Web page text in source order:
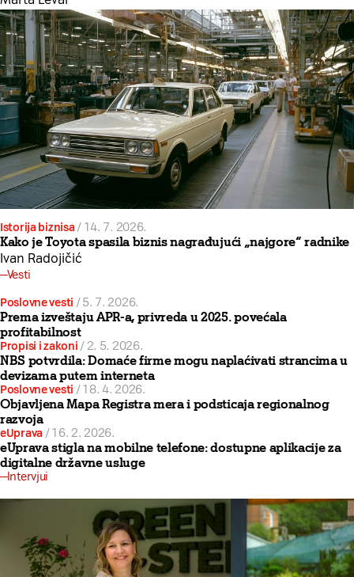
Istorija biznisa / 14. 7. 2026.
Kako je Toyota spasila biznis nagrađujući „najgore“ radnike
Ivan Radojičić
Vesti
Poslovne vesti /5. 7. 2026.
Prema izveštaju APR-a, privreda u 2025. povećala
profitabilnost
Propisi i zakoni /2. 5. 2026.
NBS potvrdila: Domaće firme mogu naplaćivati strancima u
devizama putem interneta
Poslovne vesti /18. 4. 2026.
Objavljena Mapa Registra mera i podsticaja regionalnog
razvoja
eUprava /16. 2. 2026.
eUprava stigla na mobilne telefone: dostupne aplikacije za
digitalne državne usluge
Intervjui